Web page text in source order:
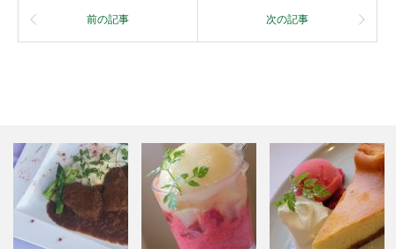
前の記事 次の記事